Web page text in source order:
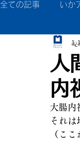
全ての記事 いか
秘蔵写真200枚
作った本・作っ
人
内
大腸内
それは
（こ